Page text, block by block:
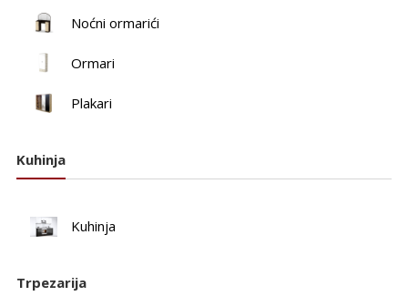
Noćni ormarići
Ormari
Plakari
Kuhinja
Kuhinja
Trpezarija